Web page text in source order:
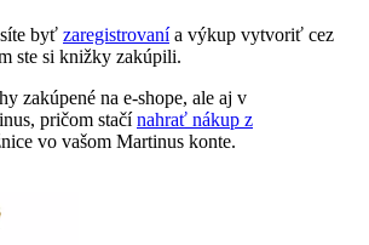
byť zaregistrovanía výkup vytvoriť cez
ste si knižky zakúpili.
zakúpené na e-shope, ale aj v
pričom stačínahrať nákup z
vo vašom Martinus konte.